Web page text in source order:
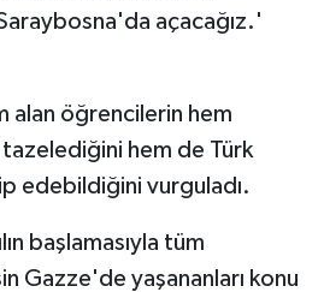
açacağız.'
alan öğrencilerin hem
hem de Türk
edebildiğini vurguladı.
başlamasıyla tüm
Gazze'de yaşananları konu